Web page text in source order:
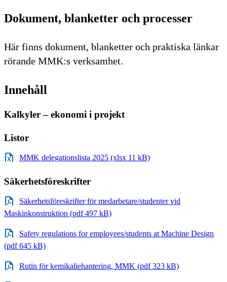
Dokument, blanketter och processer
Här finns dokument, blanketter och praktiska länkar
rörande MMK:s verksamhet.
Innehåll
Kalkyler – ekonomi i projekt
Listor
MMK delegationslista 2025 (xlsx 11 kB)
Säkerhetsföreskrifter
Säkerhetsföreskrifter för medarbetare/studenter vid
Maskinkonstruktion (pdf 497 kB)
Safety regulations for employees/students at Machine Design
(pdf 645 kB)
Rutin för kemikaliehantering, MMK (pdf 323 kB)